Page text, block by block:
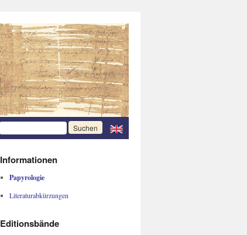
Informationen
Papyrologie
Literaturabkürzungen
Editionsbände